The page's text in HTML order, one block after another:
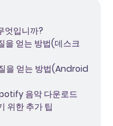
엇입니까?
을 얻는 방법(데스크
을 얻는 방법(Android
음악 다운로드
위한 추가 팁